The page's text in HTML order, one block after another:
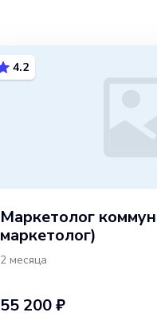
4.2
Маркетолог
маркетолог)
2 месяца
55 200 ₽